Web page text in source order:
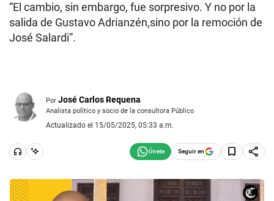
“El cambio, sin embargo, fue sorpresivo. Y no por la
salida de Gustavo Adrianzén,sino por la remoción de
José Salardi”.
Por José Carlos Requena
Analista político y socio de la consultora Público
Actualizado el 15/05/2025, 05:33 a.m.
Seguir en